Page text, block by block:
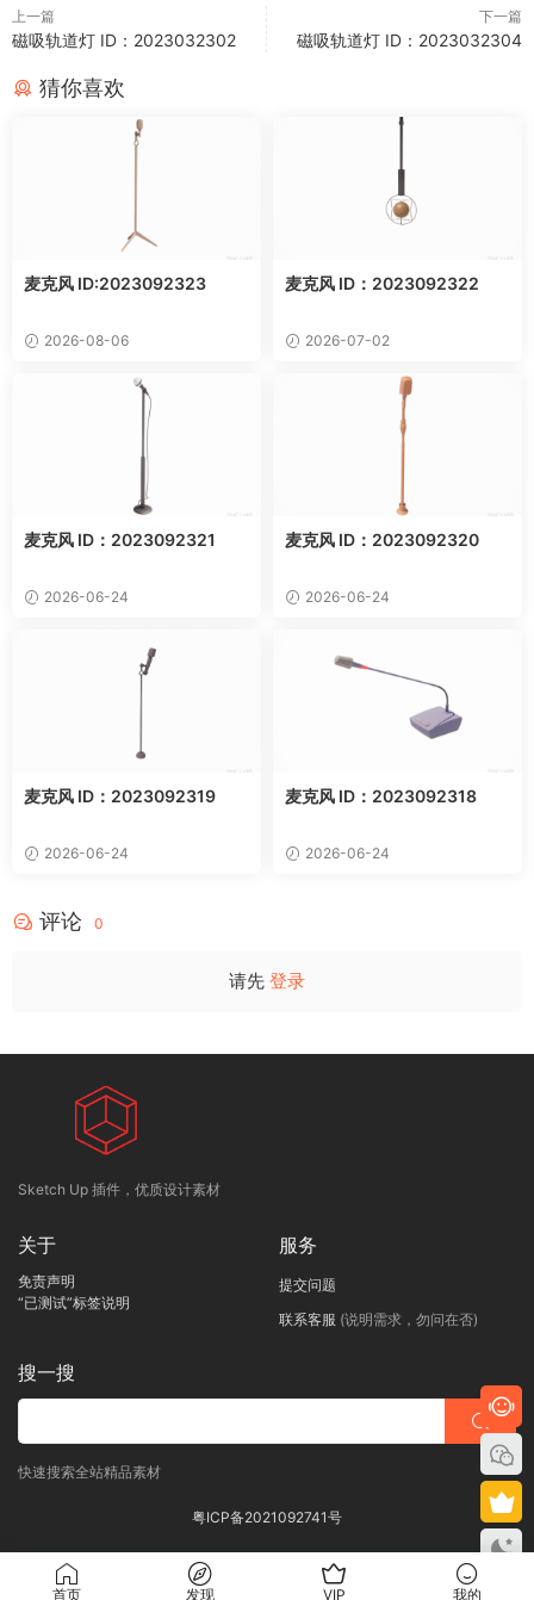
上一篇
磁吸轨道灯 ID：2023032302
下一篇
磁吸轨道灯 ID：2023032304
猜你喜欢
麦克风 ID:2023092323
2026-08-06
麦克风 ID：2023092322
2026-07-02
麦克风 ID：2023092321
2026-06-24
麦克风 ID：2023092320
2026-06-24
麦克风 ID：2023092319
2026-06-24
麦克风 ID：2023092318
2026-06-24
评论 0
请先 登录
Sketch Up 插件，优质设计素材
关于
免责声明
“已测试”标签说明
服务
提交问题
联系客服 (说明需求，勿问在否)
搜一搜
快速搜索全站精品素材
粤ICP备2021092741号
首页 发现 VIP 我的